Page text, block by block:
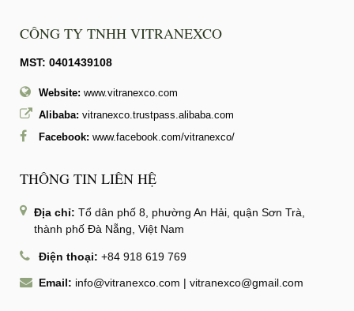
CÔNG TY TNHH VITRANEXCO
MST: 0401439108
Website: www.vitranexco.com
Alibaba: vitranexco.trustpass.alibaba.com
Facebook: www.facebook.com/vitranexco/
THÔNG TIN LIÊN HỆ
Địa chỉ: Tổ dân phố 8, phường An Hải, quận Sơn Trà,
thành phố Đà Nẵng, Việt Nam
Điện thoại: +84 918 619 769
Email: info@vitranexco.com | vitranexco@gmail.com